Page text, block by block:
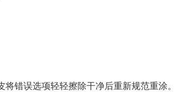
错误选项轻轻擦除干净后重新规范重涂。